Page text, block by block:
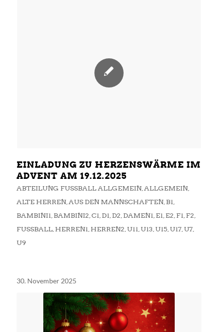
EINLADUNG ZU HERZENSWÄRME IM
ADVENT AM 19.12.2025
ABTEILUNG FUSSBALL ALLGEMEIN , ALLGEMEIN,
ALTE HERREN, AUS DEN MANNSCHAFTEN, B1
BAMBINI1 BAMBINI2 C1 D1 D2 DAMEN1 E1 E2 F1 F2
FUSSBALL , HERREN1 HERREN2 U11 U13 U15, U17, U7,
U9
30. November 2025